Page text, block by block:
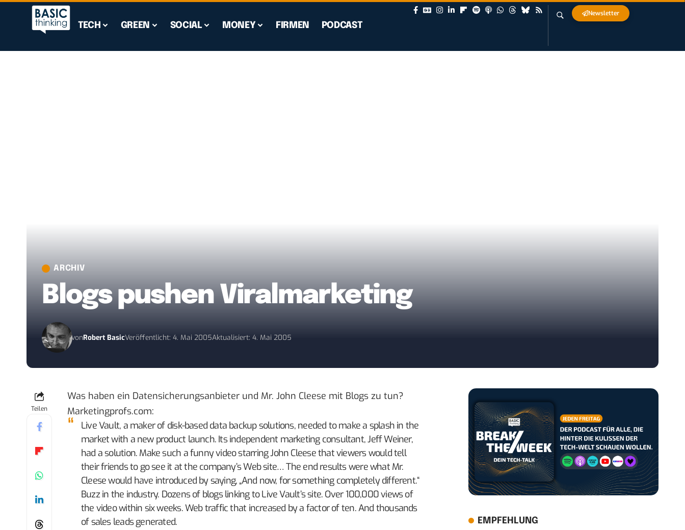
TECH GREEN SOCIAL MONEY FIRMEN PODCAST
Newsletter
ARCHIV
Blogs pushen Viralmarketing
vonRobert BasicVeröffentlicht: 4. Mai 2005Aktualisiert: 4. Mai 2005
Teilen
Was haben ein Datensicherungsanbieter und Mr. John Cleese mit Blogs zu tun?
Marketingprofs.com:
Live Vault, a maker of disk-based data backup solutions, needed to make a splash in the
market with a new product launch. Its independent marketing consultant, Jeff Weiner,
had a solution. Make such a funny video starring John Cleese that viewers would tell
their friends to go see it at the company’s Web site… The end results were what Mr.
Cleese would have introduced by saying, „And now, for something completely different.“
Buzz in the industry. Dozens of blogs linking to Live Vault’s site. Over 100,000 views of
the video within six weeks. Web traffic that increased by a factor of ten. And thousands
of sales leads generated.
EMPFEHLUNG